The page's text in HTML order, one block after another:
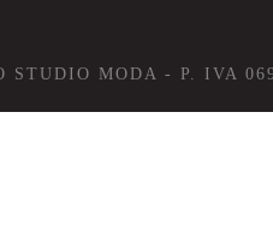
STUDIO MODA - P. IVA